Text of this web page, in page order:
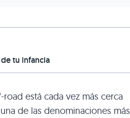
tu infancia
está cada vez más cerca
de las denominaciones más